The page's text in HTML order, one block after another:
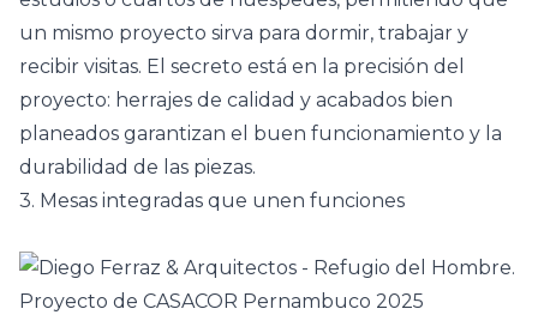
un mismo proyecto sirva para dormir, trabajar y
recibir visitas. El secreto está en la precisión del
proyecto: herrajes de calidad y acabados bien
planeados garantizan el buen funcionamiento y la
durabilidad de las piezas.
3. Mesas integradas que unen funciones